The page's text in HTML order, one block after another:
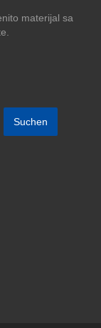
materijal sa